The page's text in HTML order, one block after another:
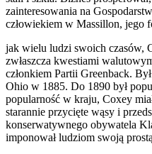
zainteresowania na
człowiekiem w Massillon, jego
jak wielu ludzi swoich czasów,
zwłaszcza kwestiami
członkiem Partii Greenback.
Ohio w 1885. Do 1890 był
popularność w kraju, Coxey
starannie przycięte wąsy i
konserwatywnego obywatela
imponował ludziom swoją